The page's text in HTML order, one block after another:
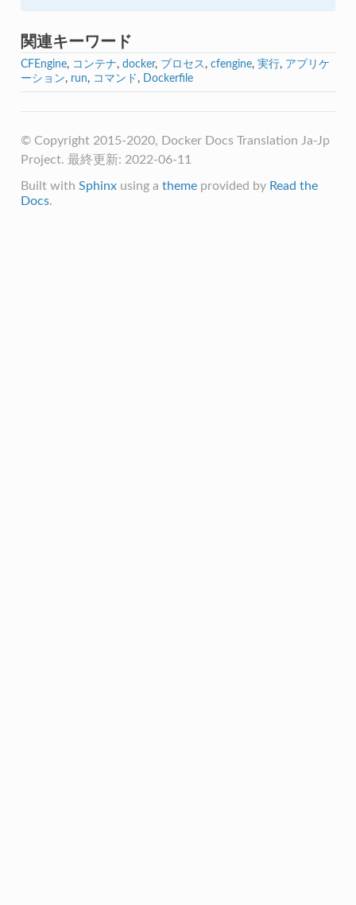
関連キーワード
CFEngine, コンテナ, docker, プロセス , cfengine, 実行, アプリケ
ーション, run, コマンド , Dockerfile
© Copyright 2015-2020, Docker Docs Translation Ja-Jp
Project. 最終更新: 2022-06-11
Built with Sphinxusing a themeprovided by Read the
Docs.